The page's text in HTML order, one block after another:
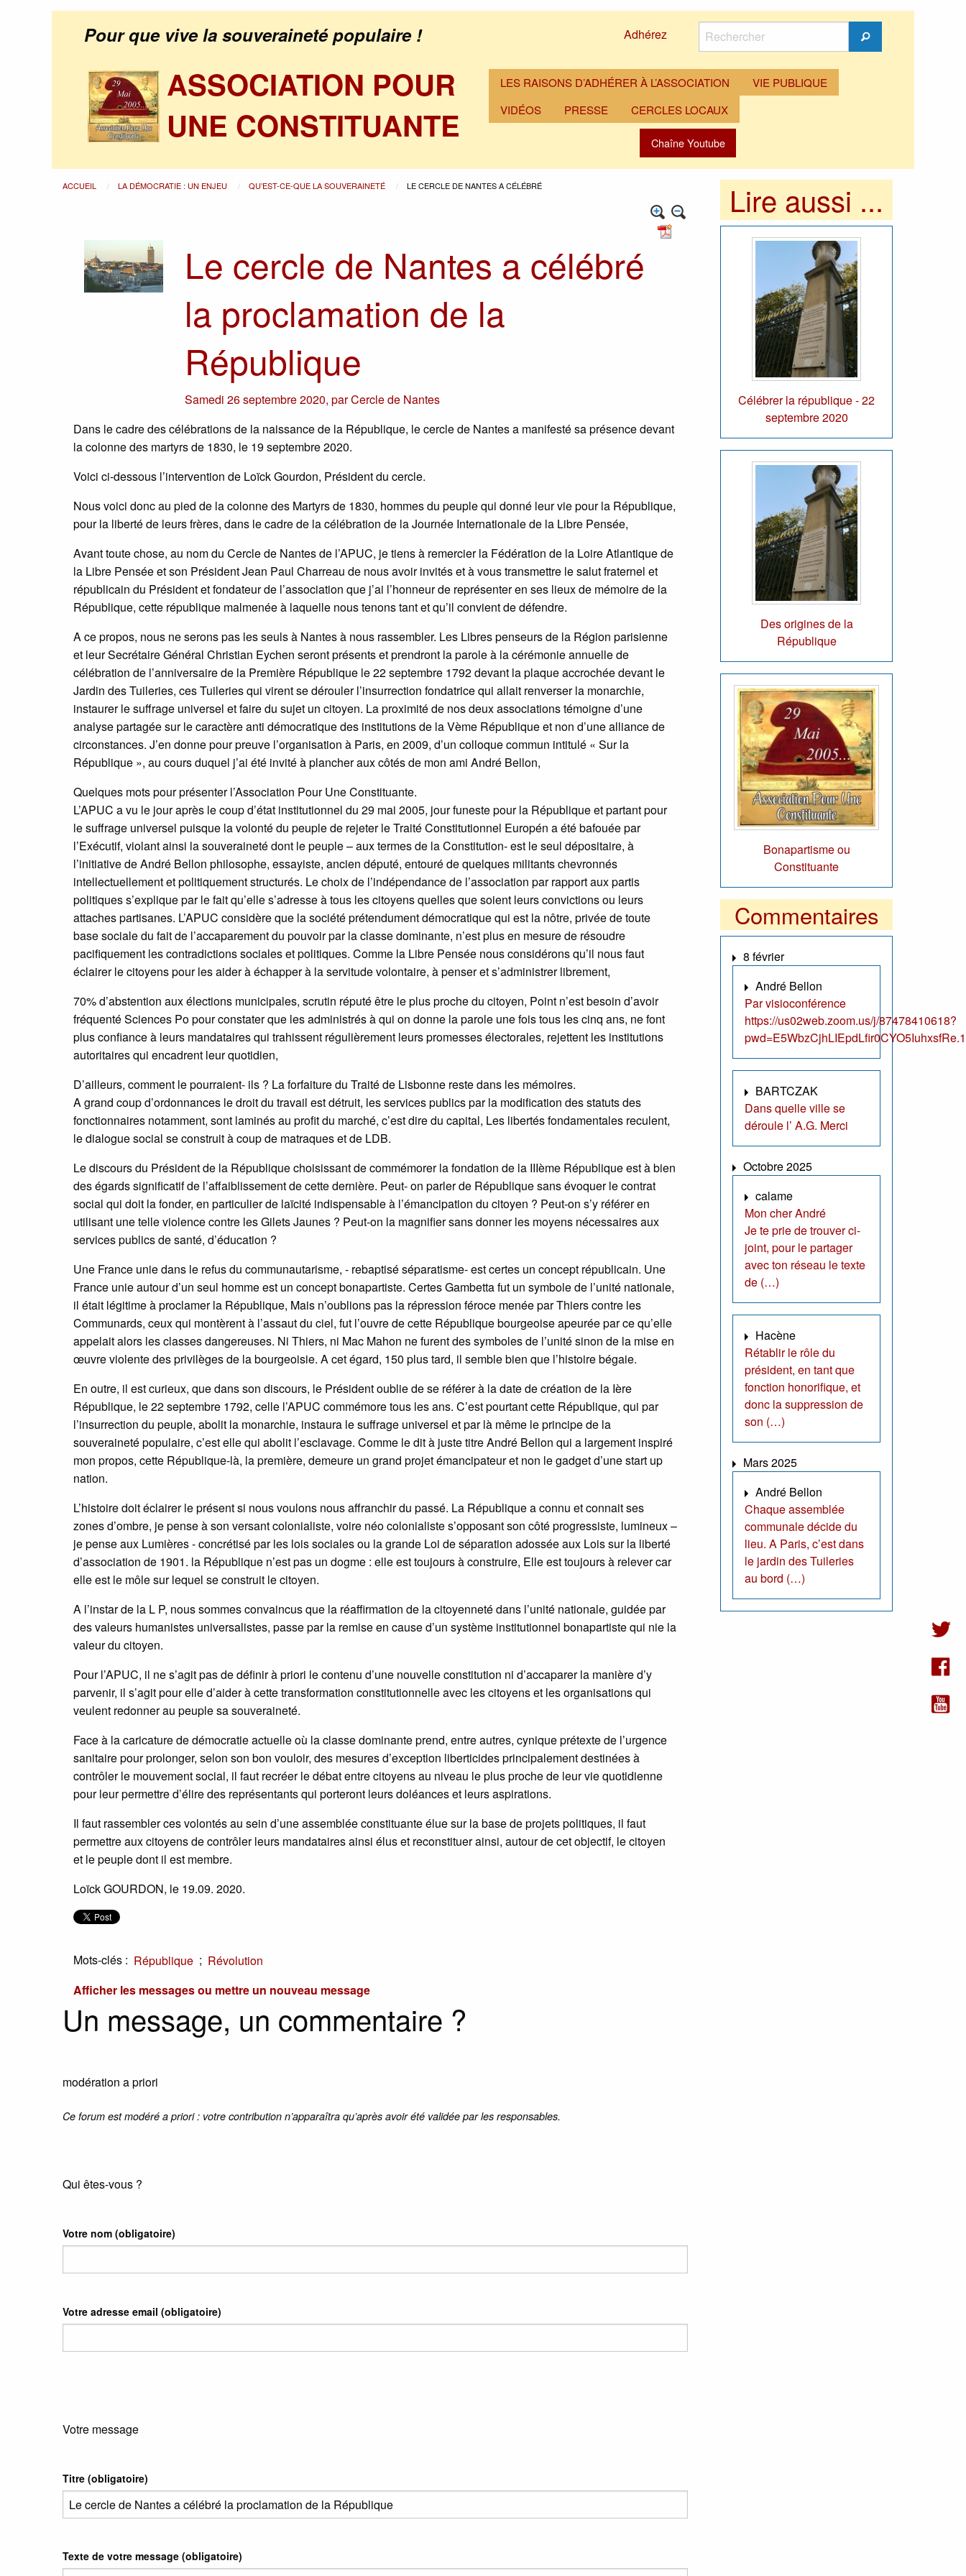
Pour que vive la souveraineté populaire ! Adhérez
Rechercher
Rechercher
ASSOCIATION POUR
UNE CONSTITUANTE
LES RAISONS D’ADHÉRER À L’ASSOCIATION
VIE PUBLIQUE
VIDÉOS
PRESSE CERCLES LOCAUX
Chaîne Youtube
ACCUEIL LA DÉMOCRATIE : UN ENJEU QU’EST-CE-QUE LA SOUVERAINETÉ LE CERCLE DE NANTES A CÉLÉBRÉ
Le cercle de Nantes a célébré
la proclamation de la
République
Samedi 26 septembre 2020,parCercle de Nantes
Dans le cadre des célébrations de la naissance de la République, le cercle de Nantes a manifesté sa présence devant
la colonne des martyrs de 1830, le 19 septembre 2020.
Voici ci-dessous l’intervention de Loïck Gourdon, Président du cercle.
Nous voici donc au pied de la colonne des Martyrs de 1830, hommes du peuple qui donné leur vie pour la République,
pour la liberté de leurs frères, dans le cadre de la célébration de la Journée Internationale de la Libre Pensée,
Avant toute chose, au nom du Cercle de Nantes de l’APUC, je tiens à remercier la Fédération de la Loire Atlantique de
la Libre Pensée et son Président Jean Paul Charreau de nous avoir invités et à vous transmettre le salut fraternel et
républicain du Président et fondateur de l’association que j’ai l’honneur de représenter en ses lieux de mémoire de la
République, cette république malmenée à laquelle nous tenons tant et qu’il convient de défendre.
A ce propos, nous ne serons pas les seuls à Nantes à nous rassembler. Les Libres penseurs de la Région parisienne
et leur Secrétaire Général Christian Eychen seront présents et prendront la parole à la cérémonie annuelle de
célébration de l’anniversaire de la Première République le 22 septembre 1792 devant la plaque accrochée devant le
Jardin des Tuileries, ces Tuileries qui virent se dérouler l’insurrection fondatrice qui allait renverser la monarchie,
instaurer le suffrage universel et faire du sujet un citoyen. La proximité de nos deux associations témoigne d’une
analyse partagée sur le caractère anti démocratique des institutions de la Vème République et non d’une alliance de
circonstances. J’en donne pour preuve l’organisation à Paris, en 2009, d’un colloque commun intitulé « Sur la
République », au cours duquel j’ai été invité à plancher aux côtés de mon ami André Bellon,
Quelques mots pour présenter l’Association Pour Une Constituante.
L’APUC a vu le jour après le coup d’état institutionnel du 29 mai 2005, jour funeste pour la République et partant pour
le suffrage universel puisque la volonté du peuple de rejeter le Traité Constitutionnel Europén a été bafouée par
l’Exécutif, violant ainsi la souveraineté dont le peuple – aux termes de la Constitution- est le seul dépositaire, à
l’initiative de André Bellon philosophe, essayiste, ancien député, entouré de quelques militants chevronnés
intellectuellement et politiquement structurés. Le choix de l’indépendance de l’association par rapport aux partis
politiques s’explique par le fait qu’elle s’adresse à tous les citoyens quelles que soient leurs convictions ou leurs
attaches partisanes. L’APUC considère que la société prétendument démocratique qui est la nôtre, privée de toute
base sociale du fait de l’accaparement du pouvoir par la classe dominante, n’est plus en mesure de résoudre
pacifiquement les contradictions sociales et politiques. Comme la Libre Pensée nous considérons qu’il nous faut
éclairer le citoyens pour les aider à échapper à la servitude volontaire, à penser et s’administrer librement,
70% d’abstention aux élections municipales, scrutin réputé être le plus proche du citoyen, Point n’est besoin d’avoir
fréquenté Sciences Po pour constater que les administrés à qui on donne la parole une fois tous les cinq ans, ne font
plus confiance à leurs mandataires qui trahissent régulièrement leurs promesses électorales, rejettent les institutions
autoritaires qui encadrent leur quotidien,
D’ailleurs, comment le pourraient- ils ? La forfaiture du Traité de Lisbonne reste dans les mémoires.
A grand coup d’ordonnances le droit du travail est détruit, les services publics par la modification des statuts des
fonctionnaires notamment, sont laminés au profit du marché, c’est dire du capital, Les libertés fondamentales reculent,
le dialogue social se construit à coup de matraques et de LDB.
Le discours du Président de la République choisissant de commémorer la fondation de la IIIème République est à bien
des égards significatif de l’affaiblissement de cette dernière. Peut- on parler de République sans évoquer le contrat
social qui doit la fonder, en particulier de laïcité indispensable à l’émancipation du citoyen ? Peut-on s’y référer en
utilisant une telle violence contre les Gilets Jaunes ? Peut-on la magnifier sans donner les moyens nécessaires aux
services publics de santé, d’éducation ?
Une France unie dans le refus du communautarisme, - rebaptisé séparatisme- est certes un concept républicain. Une
France unie autour d’un seul homme est un concept bonapartiste. Certes Gambetta fut un symbole de l’unité nationale,
il était légitime à proclamer la République, Mais n’oublions pas la répression féroce menée par Thiers contre les
Communards, ceux qui montèrent à l’assaut du ciel, fut l’ouvre de cette République bourgeoise apeurée par ce qu’elle
appelait alors les classes dangereuses. Ni Thiers, ni Mac Mahon ne furent des symboles de l’unité sinon de la mise en
œuvre violente des privilèges de la bourgeoisie. A cet égard, 150 plus tard, il semble bien que l’histoire bégaie.
En outre, il est curieux, que dans son discours, le Président oublie de se référer à la date de création de la Ière
République, le 22 septembre 1792, celle l’APUC commémore tous les ans. C’est pourtant cette République, qui par
l’insurrection du peuple, abolit la monarchie, instaura le suffrage universel et par là même le principe de la
souveraineté populaire, c’est elle qui abolit l’esclavage. Comme le dit à juste titre André Bellon qui a largement inspiré
mon propos, cette République-là, la première, demeure un grand projet émancipateur et non le gadget d’une start up
nation.
L’histoire doit éclairer le présent si nous voulons nous affranchir du passé. La République a connu et connait ses
zones d’ombre, je pense à son versant colonialiste, voire néo colonialiste s’opposant son côté progressiste, lumineux –
je pense aux Lumières - concrétisé par les lois sociales ou la grande Loi de séparation adossée aux Lois sur la liberté
d’association de 1901. la République n’est pas un dogme : elle est toujours à construire, Elle est toujours à relever car
elle est le môle sur lequel se construit le citoyen.
A l’instar de la L P, nous sommes convaincus que la réaffirmation de la citoyenneté dans l’unité nationale, guidée par
des valeurs humanistes universalistes, passe par la remise en cause d’un système institutionnel bonapartiste qui nie la
valeur du citoyen.
Pour l’APUC, il ne s’agit pas de définir à priori le contenu d’une nouvelle constitution ni d’accaparer la manière d’y
parvenir, il s’agit pour elle d’aider à cette transformation constitutionnelle avec les citoyens et les organisations qui
veulent redonner au peuple sa souveraineté.
Face à la caricature de démocratie actuelle où la classe dominante prend, entre autres, cynique prétexte de l’urgence
sanitaire pour prolonger, selon son bon vouloir, des mesures d’exception liberticides principalement destinées à
contrôler le mouvement social, il faut recréer le débat entre citoyens au niveau le plus proche de leur vie quotidienne
pour leur permettre d’élire des représentants qui porteront leurs doléances et leurs aspirations.
Il faut rassembler ces volontés au sein d’une assemblée constituante élue sur la base de projets politiques, il faut
permettre aux citoyens de contrôler leurs mandataires ainsi élus et reconstituer ainsi, autour de cet objectif, le citoyen
et le peuple dont il est membre.
Loïck GOURDON, le 19.09. 2020.
Mots-clés : République ; Révolution
Afficher les messages ou mettre un nouveau message
Un message, un commentaire ?
modération a priori
Ce forum est modéré a priori : votre contribution n’apparaîtra qu’après avoir été validée par les responsables.
Qui êtes-vous ?
Votre nom (obligatoire)
Votre adresse email (obligatoire)
Votre message
Titre (obligatoire)
Texte de votre message (obligatoire)
Lire aussi ...
Célébrer la république - 22
septembre 2020
Des origines de la
République
Bonapartisme ou
Constituante
Commentaires
8 février
André Bellon
Par visioconférence
https://us02web.zoom.us/j/87478410618?
BARTCZAK
Dans quelle ville se
déroule l’ A.G. Merci
Octobre 2025
calame
Mon cher André
Je te prie de trouver ci-
joint, pour le partager
avec ton réseau le texte
de (…)
Hacène
Rétablir le rôle du
président, en tant que
fonction honorifique, et
donc la suppression de
son (…)
Mars 2025
André Bellon
Chaque assemblée
communale décide du
lieu. A Paris, c’est dans
le jardin des Tuileries
au bord (…)